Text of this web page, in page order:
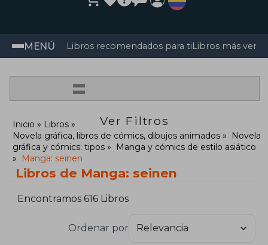
MENÚ Libros recomendados para tiLibros más
=
Ver Filtros
Inicio
Libros
Novela gráfica, libros de cómics, dibujos animados
Novela
gráfica y cómics: tipos
Manga y cómics de estilo asiático
Manga: seinen
Libros de Manga: seinen
Encontramos 616 Libros
Ordenar por